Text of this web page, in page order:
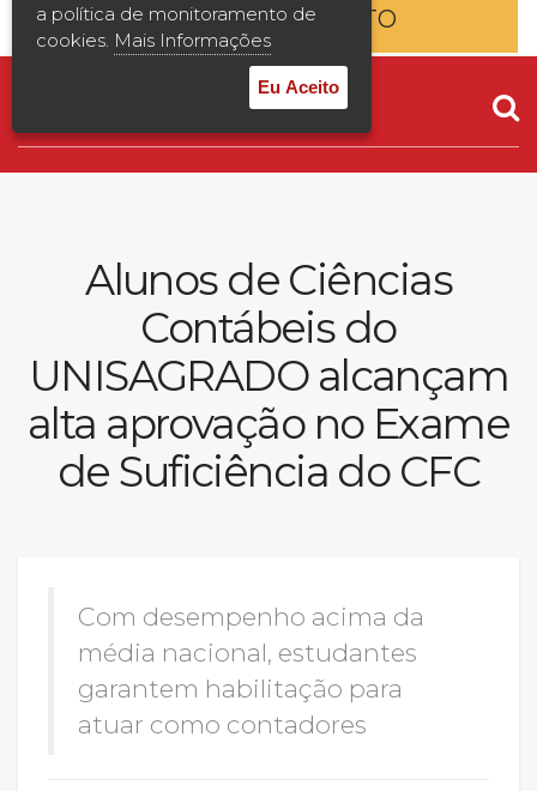
2ª Graduação
Transferência
Reingresso
Desconto de pontualidade
Biblioteca
Contatos
Calendário acadêmico
ENTRE EM CONTATO
Alunos de Ciências
Contábeis do
UNISAGRADO alcançam
alta aprovação no Exame
de Suficiência do CFC
Com desempenho acima da
média nacional, estudantes
garantem habilitação para
atuar como contadores
a política de monitoramento de
cookies. Mais Informações
Eu Aceito